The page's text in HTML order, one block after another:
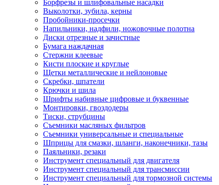
Борфрезы и шлифовальные насадки
Выколотки, зубила, керны
Пробойники-просечки
Напильники, надфили, ножовочные полотна
Диски отрезные и зачистные
Бумага наждачная
Стержни клеевые
Кисти плоские и круглые
Щетки металлические и нейлоновые
Скребки, шпатели
Крючки и шила
Шрифты набивные цифровые и буквенные
Монтировки, гвоздодеры
Тиски, струбцины
Съемники масляных фильтров
Съемники универсальные и специальные
Шприцы для смазки, шланги, наконечники, тазы
Паяльники, резаки
Инструмент специальный для двигателя
Инструмент специальный для трансмиссии
Инструмент специальный для тормозной системы